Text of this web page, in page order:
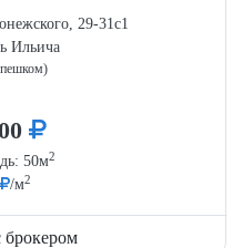
29-31с1
Ильича
50м2
/м2
брокером